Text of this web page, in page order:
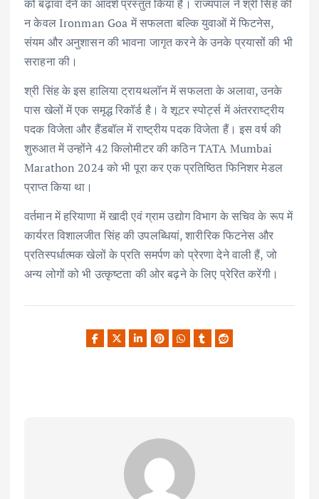
को बढ़ावा देने का आदर्श प्रस्तुत किया है। राज्यपाल ने श्री सिंह की
न केवल Ironman Goa में सफलता बल्कि युवाओं में फिटनेस,
संयम और अनुशासन की भावना जागृत करने के उनके प्रयासों की भी
सराहना की।
श्री सिंह के इस हालिया ट्रायथलॉन में सफलता के अलावा, उनके
पास खेलों में एक समृद्ध रिकॉर्ड है। वे शूटर स्पोर्ट्स में अंतरराष्ट्रीय
पदक विजेता और हैंडबॉल में राष्ट्रीय पदक विजेता हैं। इस वर्ष की
शुरुआत में उन्होंने 42 किलोमीटर की कठिन TATA Mumbai
Marathon 2024 को भी पूरा कर एक प्रतिष्ठित फिनिशर मेडल
प्राप्त किया था।
वर्तमान में हरियाणा में खादी एवं ग्राम उद्योग विभाग के सचिव के रूप में
कार्यरत विशालजीत सिंह की उपलब्धियां, शारीरिक फिटनेस और
प्रतिस्पर्धात्मक खेलों के प्रति समर्पण को प्रेरणा देने वाली हैं, जो
अन्य लोगों को भी उत्कृष्टता की ओर बढ़ने के लिए प्रेरित करेंगी।